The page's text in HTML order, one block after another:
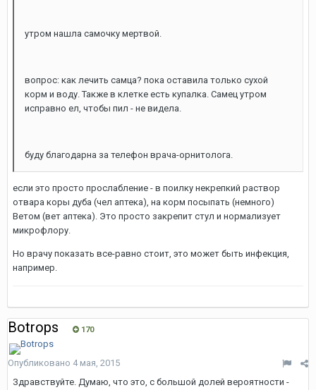
утром нашла самочку мертвой.
вопрос: как лечить самца? пока оставила только сухой
корм и воду. Также в клетке есть купалка. Самец утром
исправно ел, чтобы пил - не видела.
буду благодарна за телефон врача-орнитолога.
если это просто прослабление - в поилку некрепкий раствор
отвара коры дуба (чел аптека), на корм посыпать (немного)
Ветом (вет аптека). Это просто закрепит стул и нормализует
микрофлору.
Но врачу показать все-равно стоит, это может быть инфекция,
например.
Botrops 170
Опубликовано 4 мая, 2015
Здравствуйте. Думаю, что это, с большой долей вероятности -